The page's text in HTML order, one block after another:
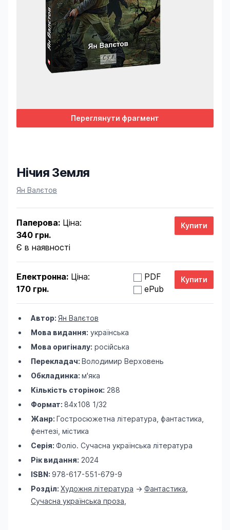
Переглянути фрагмент
Нічия Земля
Product information
Ян Валєтов
Паперова: Ціна:
340 грн.
Є в наявності
Електронна: Ціна:
170 грн.
PDF
ePub
Автор: Ян Валєтов
Мова видання: українська
Мова оригіналу: російська
Перекладач: Володимир Верховень
Обкладинка: м'яка
Кількість сторінок: 288
Формат: 84х108 1/32
Жанр: Гостросюжетна література, фантастика,
фентезі, містика
Серія: Фоліо. Сучасна українська література
Рік видання: 2024
ISBN: 978-617-551-679-9
Розділ: Художня література -> Фантастика
Сучасна українська проза